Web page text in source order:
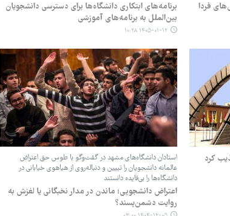
فردا
برنامه‌های ابتکاری دانشگاه‌ها برای دسترسی دانشجویان
بین‌الملل به برنامه‌های آموزشی
۱۴۰۵-۰۱-۱۲ ۱۰:۲۸
کرد
استادان دانشگاه‌های مشهد در گفت‌وگو با طوس حق اعتراض
عالمانه دانشجویان را تبیین و دنباله‌روی از هیاهوی خیابانی در
دانشگاه‌ها را بی‌فایده دانستند
اعتراض دانشجویی؛ ماندن در مدار نخبگانی یا لغزش به
روایت دشمن‌پسند؟